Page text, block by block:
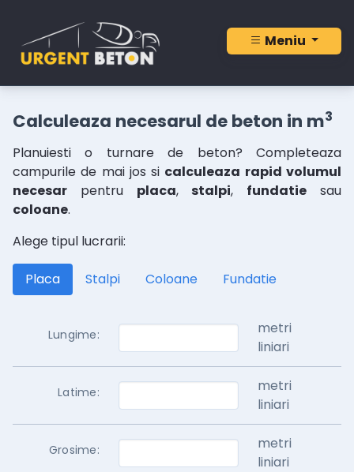
Meniu
Calculeaza necesarul de beton in m3
Planuiesti o turnare de beton? Completeaza
campurile de mai jos si calculeaza rapid volumul
necesar pentru placa, stalpi, fundatie sau
coloane.
Alege tipul lucrarii:
Placa Stalpi Coloane Fundatie
Lungime:
metri
liniari
Latime:
metri
liniari
Grosime:
metri
liniari